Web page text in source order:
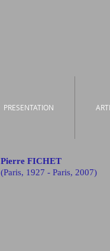
PRESENTATION
Pierre FICHET
(Paris, 1927 - Paris, 2007)